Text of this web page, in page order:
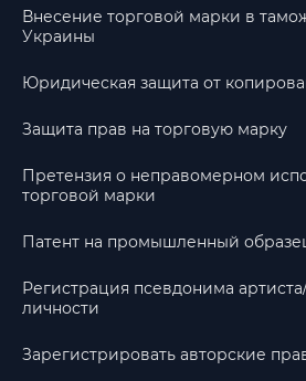
Внесение торговой марки в
Украины
Юридическая защита от
Защита прав на торговую марку
Претензия о неправомерном
торговой марки
Патент на промышленный
Регистрация псевдонима
личности
Зарегистрировать авторские